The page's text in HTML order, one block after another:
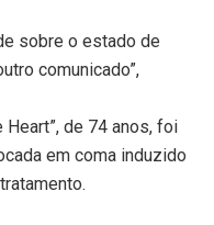
sobre o estado de
comunicado”,
de 74 anos, foi
em coma induzido